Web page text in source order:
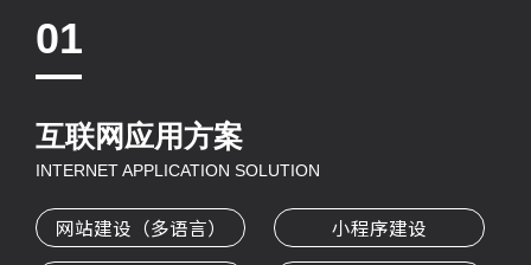
01
互联网应用方案
INTERNET APPLICATION SOLUTION
网站建设（多语言） 小程序建设